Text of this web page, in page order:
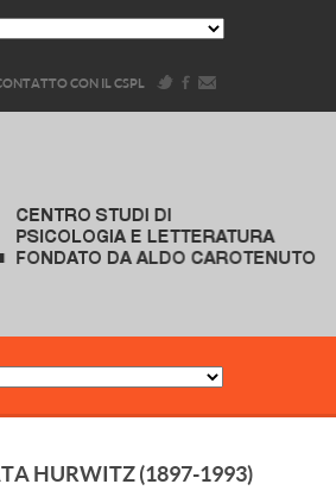
CON IL CSPL
HURWITZ (1897-1993)